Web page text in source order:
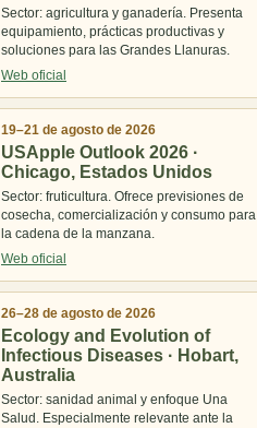
Sector: agricultura y ganadería. Presenta
equipamiento, prácticas productivas y
soluciones para las Grandes Llanuras.
Web oficial
19–21 de agosto de 2026
USApple Outlook 2026 ·
Chicago, Estados Unidos
Sector: fruticultura. Ofrece previsiones de
cosecha, comercialización y consumo para
la cadena de la manzana.
Web oficial
26–28 de agosto de 2026
Ecology and Evolution of
Infectious Diseases · Hobart,
Australia
Sector: sanidad animal y enfoque Una
Salud. Especialmente relevante ante la